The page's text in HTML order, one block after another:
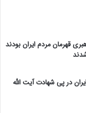
قهرمان مردم ایران بودند
در پی شهادت آیت الله